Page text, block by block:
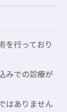
を行っており
みでの診療が
はありません